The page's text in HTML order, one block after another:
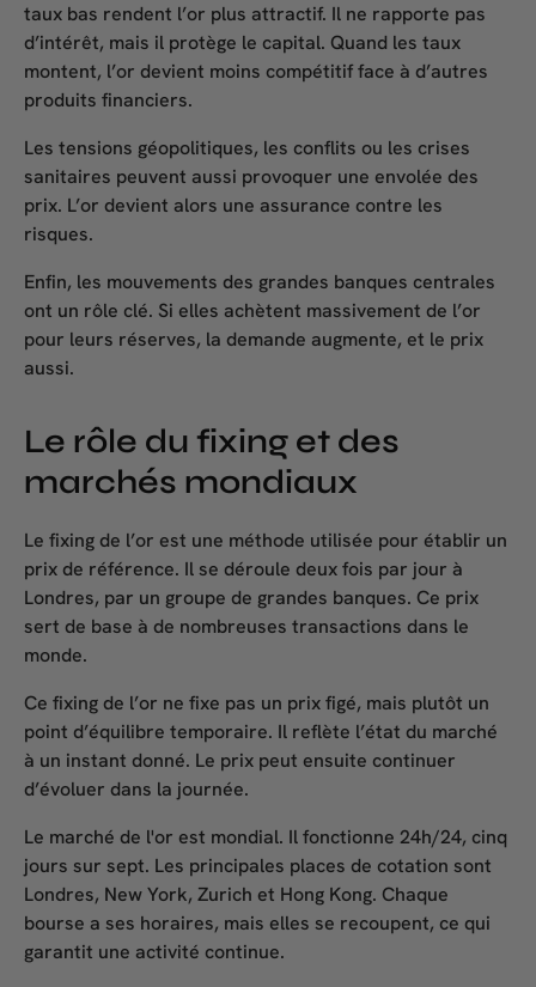
taux bas rendent l’or plus attractif. Il ne rapporte pas
d’intérêt, mais il protège le capital. Quand les taux
montent, l’or devient moins compétitif face à d’autres
produits financiers.
Les tensions géopolitiques, les conflits ou les crises
sanitaires peuvent aussi provoquer une envolée des
prix. L’or devient alors une assurance contre les
risques.
Enfin, les mouvements des grandes banques centrales
ont un rôle clé. Si elles achètent massivement de l’or
pour leurs réserves, la demande augmente, et le prix
aussi.
Le rôle du fixing et des
marchés mondiaux
Le fixing de l’or est une méthode utilisée pour établir un
prix de référence. Il se déroule deux fois par jour à
Londres, par un groupe de grandes banques. Ce prix
sert de base à de nombreuses transactions dans le
monde.
Ce fixing de l’or ne fixe pas un prix figé, mais plutôt un
point d’équilibre temporaire. Il reflète l’état du marché
à un instant donné. Le prix peut ensuite continuer
d’évoluer dans la journée.
Le marché de l'or est mondial. Il fonctionne 24h/24, cinq
jours sur sept. Les principales places de cotation sont
Londres, New York, Zurich et Hong Kong. Chaque
bourse a ses horaires, mais elles se recoupent, ce qui
garantit une activité continue.